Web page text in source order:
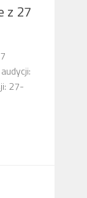
z 27
27-